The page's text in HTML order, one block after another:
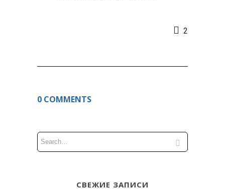
2
0 COMMENTS
СВЕЖИЕ ЗАПИСИ